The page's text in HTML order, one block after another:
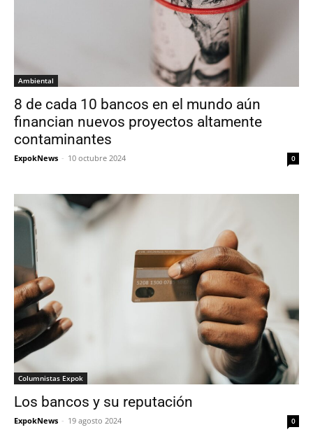
Ambiental
8 de cada 10 bancos en el mundo aún
financian nuevos proyectos altamente
contaminantes
ExpokNews - 10 octubre 2024 0
Columnistas Expok
Los bancos y su reputación
ExpokNews - 19 agosto 2024 0